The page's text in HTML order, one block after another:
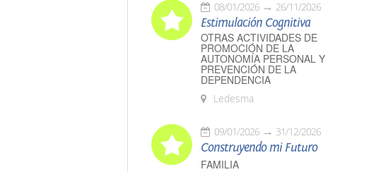
08/01/2026 26/11/2026
Estimulación Cognitiva
OTRAS ACTIVIDADES DE
PROMOCIÓN DE LA
AUTONOMÍA PERSONAL Y
PREVENCIÓN DE LA
DEPENDENCIA
Ledesma
09/01/2026 31/12/2026
Construyendo mi Futuro
FAMILIA